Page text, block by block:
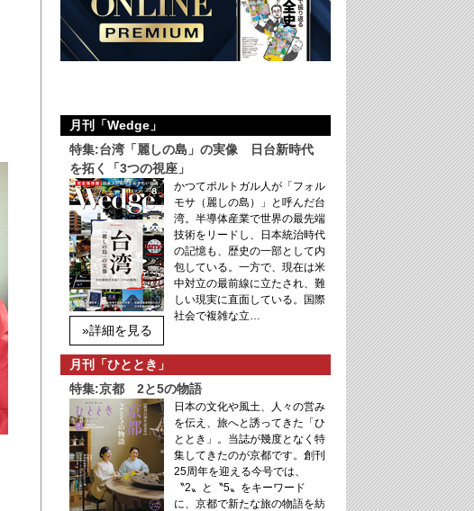
月刊「Wedge」
特集:台湾「麗しの島」の実像 日台新時代
を拓く「3つの視座」
»詳細を見る
かつてポルトガル人が「フォル
モサ（麗しの島）」と呼んだ台
湾。半導体産業で世界の最先端
技術をリードし、日本統治時代
の記憶も、歴史の一部として内
包している。一方で、現在は米
中対立の最前線に立たされ、難
しい現実に直面している。国際
社会で複雑な立…
月刊「ひととき」
特集:京都 2と5の物語
日本の文化や風土、人々の営み
を伝え、旅へと誘ってきた「ひ
ととき」。当誌が幾度となく特
集してきたのが京都です。創刊
25周年を迎える今号では、
〝2〟と〝5〟をキーワード
に、京都で新たな旅の物語を紡